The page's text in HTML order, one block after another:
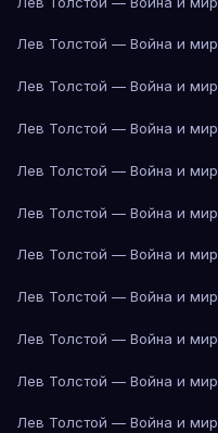
Лев Толстой — Война и мир
Лев Толстой — Война и мир
Лев Толстой — Война и мир
Лев Толстой — Война и мир
Лев Толстой — Война и мир
Лев Толстой — Война и мир
Лев Толстой — Война и мир
Лев Толстой — Война и мир
Лев Толстой — Война и мир
Лев Толстой — Война и мир